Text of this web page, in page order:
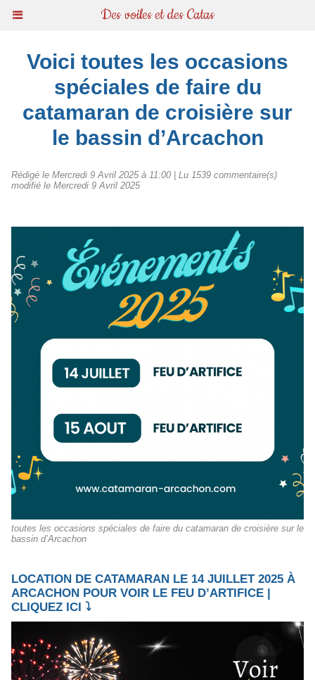
Des voiles et des Catas
Voici toutes les occasions
spéciales de faire du
catamaran de croisière sur
le bassin d’Arcachon
Rédigé le Mercredi 9 Avril 2025 à 11:00 | Lu 1539 commentaire(s)
modifié le Mercredi 9 Avril 2025
toutes les occasions spéciales de faire du catamaran de croisière sur le
bassin d’Arcachon
LOCATION DE CATAMARAN LE 14 JUILLET 2025 À
ARCACHON POUR VOIR LE FEU D’ARTIFICE |
CLIQUEZ ICI ⤵️